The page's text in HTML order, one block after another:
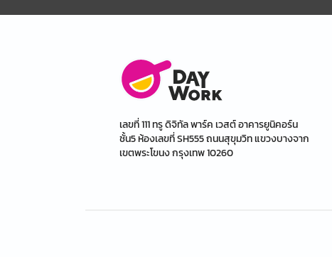
เลขที่ 111 ทรู ดิจิทัล พาร์ค เวสต์ อาคารยูนิคอร์น
ชั้น5 ห้องเลขที่ SH555 ถนนสุขุมวิท แขวงบางจาก
เขตพระโขนง กรุงเทพ 10260